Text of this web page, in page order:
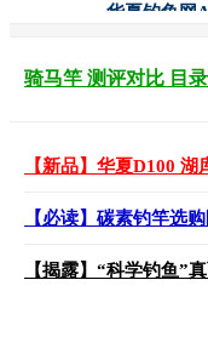
华夏钓鱼网
骑马竿 测评对比 目录
【新品】华夏D100 湖
【必读】碳素钓竿选
【揭露】“科学钓鱼”真